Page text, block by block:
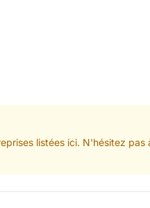
listées ici. N'hésitez pas